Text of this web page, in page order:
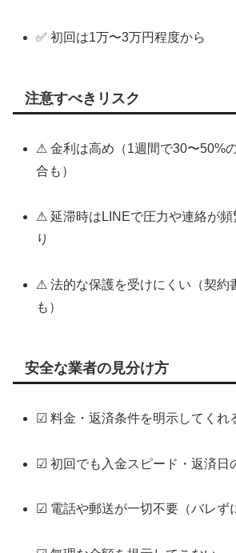
✅ 初回は1万〜3万円程度から
注意すべきリスク
⚠ 金利は高め（1週間で30〜50%
合も）
⚠ 延滞時はLINEで圧力や連絡が頻
り
⚠ 法的な保護を受けにくい（契約
も）
安全な業者の見分け方
☑ 料金・返済条件を明示してくれ
☑ 初回でも入金スピード・返済日
☑ 電話や郵送が一切不要（バレず